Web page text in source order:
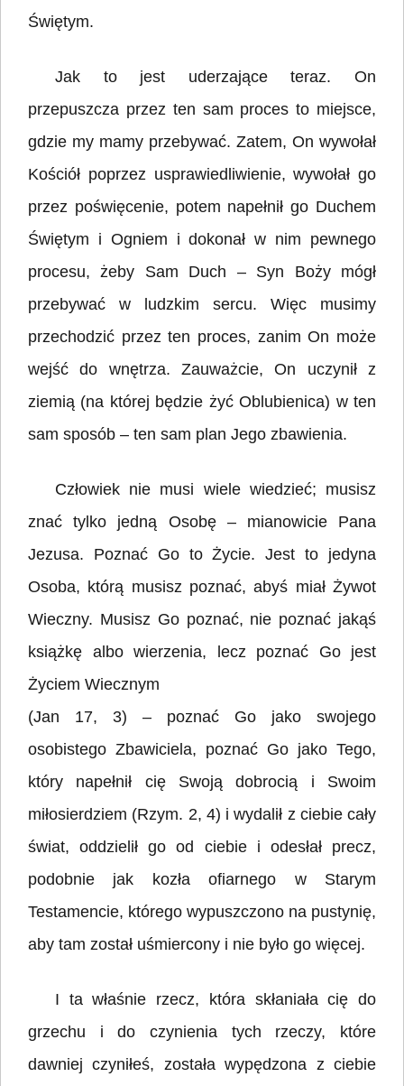
Świętym.
Jak to jest uderzające teraz. On
przepuszcza przez ten sam proces to miejsce,
gdzie my mamy przebywać. Zatem, On wywołał
Kościół poprzez usprawiedliwienie, wywołał go
przez poświęcenie, potem napełnił go Duchem
Świętym i Ogniem i dokonał w nim pewnego
procesu, żeby Sam Duch – Syn Boży mógł
przebywać w ludzkim sercu. Więc musimy
przechodzić przez ten proces, zanim On może
wejść do wnętrza. Zauważcie, On uczynił z
ziemią (na której będzie żyć Oblubienica) w ten
sam sposób – ten sam plan Jego zbawienia.
Człowiek nie musi wiele wiedzieć; musisz
znać tylko jedną Osobę – mianowicie Pana
Jezusa. Poznać Go to Życie. Jest to jedyna
Osoba, którą musisz poznać, abyś miał Żywot
Wieczny. Musisz Go poznać, nie poznać jakąś
książkę albo wierzenia, lecz poznać Go jest
Życiem Wiecznym
(Jan 17, 3) – poznać Go jako swojego
osobistego Zbawiciela, poznać Go jako Tego,
który napełnił cię Swoją dobrocią i Swoim
miłosierdziem (Rzym. 2, 4) i wydalił z ciebie cały
świat, oddzielił go od ciebie i odesłał precz,
podobnie jak kozła ofiarnego w Starym
Testamencie, którego wypuszczono na pustynię,
aby tam został uśmiercony i nie było go więcej.
I ta właśnie rzecz, która skłaniała cię do
grzechu i do czynienia tych rzeczy, które
dawniej czyniłeś, została wypędzona z ciebie